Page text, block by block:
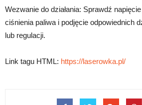
Wezwanie do działania: Sprawdź
ciśnienia paliwa i podjęcie odpowiednich
lub regulacji.
Link tagu HTML: https://laserowka.pl/